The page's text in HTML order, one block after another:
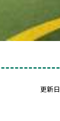
更新日